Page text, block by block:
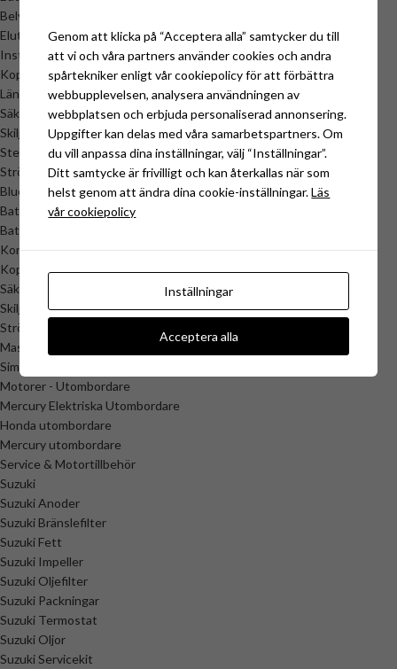
Belysning
Eluttag & Kontakter
Installationsmaterial
Kopplingsplintar
Länspumpar
Säkringsboxar & säkringar
Skiljerelä
Stereo
Strömbytare & Huvudströmbrytare
BlueSea Systems
Batteriladdare & DC-DC Laddare
Batteriövervakning
Kontakter & Uttag
Kopplingsplintar m.m.
Säkringar / Säkringshållare / Säkringspanel
Skiljerelä
Strömbrytare
Mastervolt
Simarine Batteriövervakning
Motorer - Utombordare
Mercury Elektriska Utombordare
Honda utombordare
Mercury utombordare
Service & Motortillbehör
Suzuki
Suzuki Anoder
Suzuki Bränslefilter
Suzuki Fett
Suzuki Impeller
Suzuki Oljefilter
Suzuki Packningar
Suzuki Termostat
Suzuki Oljor
Suzuki Servicekit
Genom att klicka på “Acceptera alla” samtycker du till
att vi och våra partners använder cookies och andra
spårtekniker enligt vår cookiepolicy för att förbättra
webbupplevelsen, analysera användningen av
webbplatsen och erbjuda personaliserad annonsering.
Uppgifter kan delas med våra samarbetspartners. Om
du vill anpassa dina inställningar, välj “Inställningar”.
Ditt samtycke är frivilligt och kan återkallas när som
helst genom att ändra dina cookie-inställningar.Läs
vår cookiepolicy
Inställningar
Acceptera alla